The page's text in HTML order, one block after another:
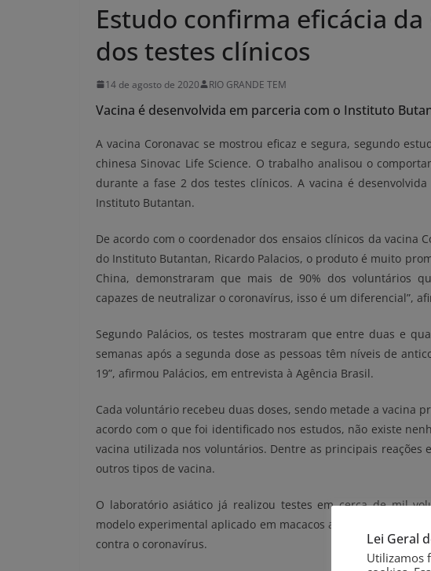
Estudo confirma eficácia da
dos testes clínicos
14 de agosto de 2020 RIO GRANDE TEM
Vacina é desenvolvida em parceria com o Instituto
A vacina Coronavac se mostrou eficaz e segura, segundo
chinesa Sinovac Life Science. O trabalho analisou o
durante a fase 2 dos testes clínicos. A vacina é
Instituto Butantan.
De acordo com o coordenador dos ensaios clínicos da vacina
do Instituto Butantan, Ricardo Palacios, o produto é muito
China, demonstraram que mais de 90% dos voluntários
capazes de neutralizar o coronavírus, isso é um diferencial”,
Segundo Palácios, os testes mostraram que entre duas e
semanas após a segunda dose as pessoas têm níveis de
19”, afirmou Palácios, em entrevista à Agência Brasil.
Cada voluntário recebeu duas doses, sendo metade a vacina
acordo com o que foi identificado nos estudos, não existe
vacina utilizada nos voluntários. Dentre as principais reações
outros tipos de vacina.
O laboratório asiático já realizou testes em cerca de mil
modelo experimental aplicado em macacos apresentou
contra o coronavírus.
Lei Geral
Utilizamos